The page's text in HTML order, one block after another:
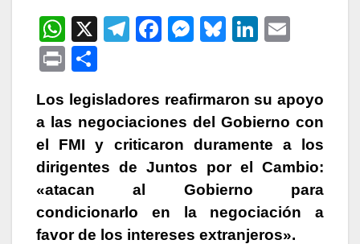
W
h
at
s
A
p
p
X
T
gr
a
m
F
e
b
o
o
k
M
s
e
n
g
er
Bl
s
k
y
Li
e
dI
n
P
nt m
p
ar
Los legisladores reafirmaron su apoyo
a las negociaciones del Gobierno con
el FMI y criticaron duramente a los
dirigentes de Juntos por el Cambio:
«atacan al Gobierno para
condicionarlo en la negociación a
favor de los intereses extranjeros».